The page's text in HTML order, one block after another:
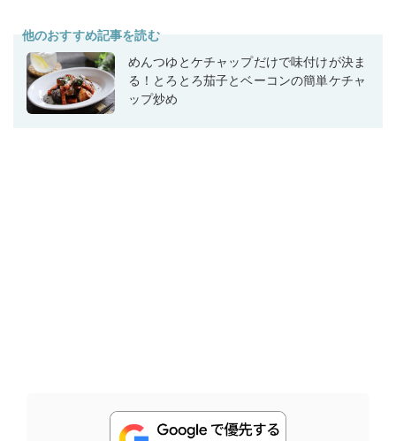
他のおすすめ記事を読む
めんつゆとケチャップだけで味付けが決ま
る！とろとろ茄子とベーコンの簡単ケチャ
ップ炒め